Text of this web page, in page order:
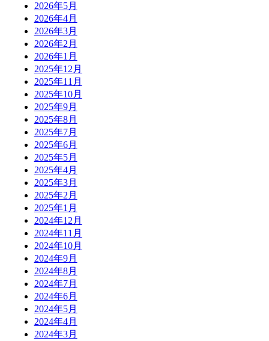
2026年5月
2026年4月
2026年3月
2026年2月
2026年1月
2025年12月
2025年11月
2025年10月
2025年9月
2025年8月
2025年7月
2025年6月
2025年5月
2025年4月
2025年3月
2025年2月
2025年1月
2024年12月
2024年11月
2024年10月
2024年9月
2024年8月
2024年7月
2024年6月
2024年5月
2024年4月
2024年3月